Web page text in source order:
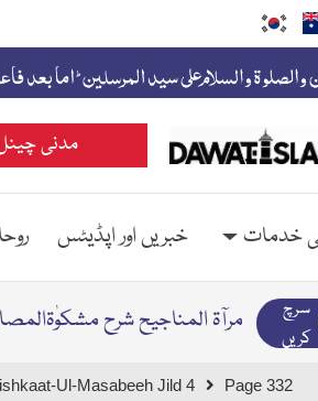
مدنی
خدمات خبریں اور اپڈیٹس
مرآۃ المناجیح شرح
سرچ
کریں
Ul-Masabeeh Jild 4 Page 332